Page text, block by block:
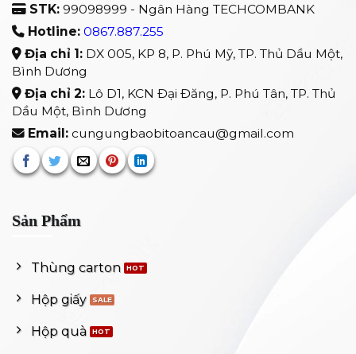
STK: 99098999 - Ngân Hàng TECHCOMBANK
Hotline: 0867.887.255
Địa chỉ 1: DX 005, KP 8, P. Phú Mỹ, TP. Thủ Dầu Một,
Bình Dương
Địa chỉ 2: Lô D1, KCN Đại Đăng, P. Phú Tân, TP. Thủ
Dầu Một, Bình Dương
Email: cungungbaobitoancau@gmail.com
Sản Phẩm
Thùng carton
Hộp giấy
Hộp quà